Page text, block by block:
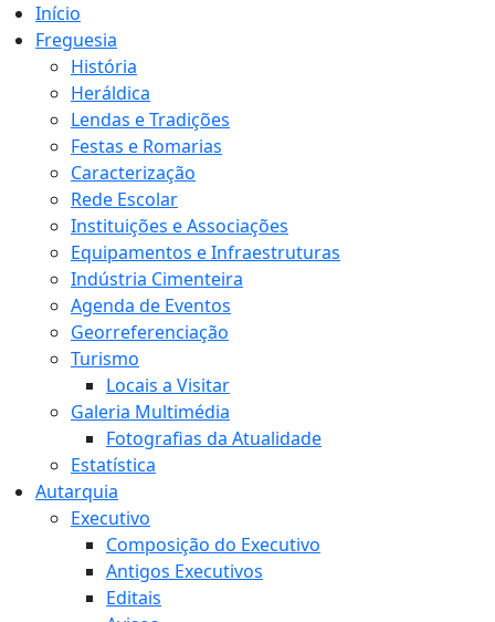
Início
Freguesia
História
Heráldica
Lendas e Tradições
Festas e Romarias
Caracterização
Rede Escolar
Instituições e Associações
Equipamentos e Infraestruturas
Indústria Cimenteira
Agenda de Eventos
Georreferenciação
Turismo
Locais a Visitar
Galeria Multimédia
Fotografias da Atualidade
Estatística
Autarquia
Executivo
Composição do Executivo
Antigos Executivos
Editais